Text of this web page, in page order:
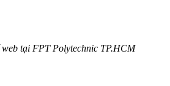
tại FPT Polytechnic TP.HCM